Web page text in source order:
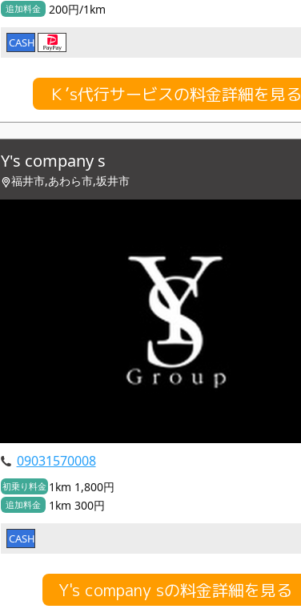
追加料金 200円/1km
CASH
Ｋ’s代行サービスの料金詳細を見る
Y's company s
福井市,あわら市,坂井市
09031570008
初乗り料金 1km 1,800円
追加料金 1km 300円
CASH
Y's company sの料金詳細を見る